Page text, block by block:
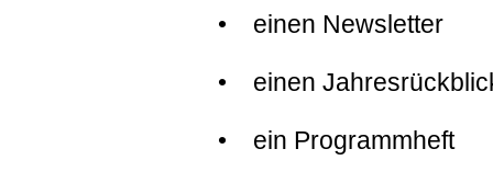
• einen Newsletter
• einen
• ein Programmheft